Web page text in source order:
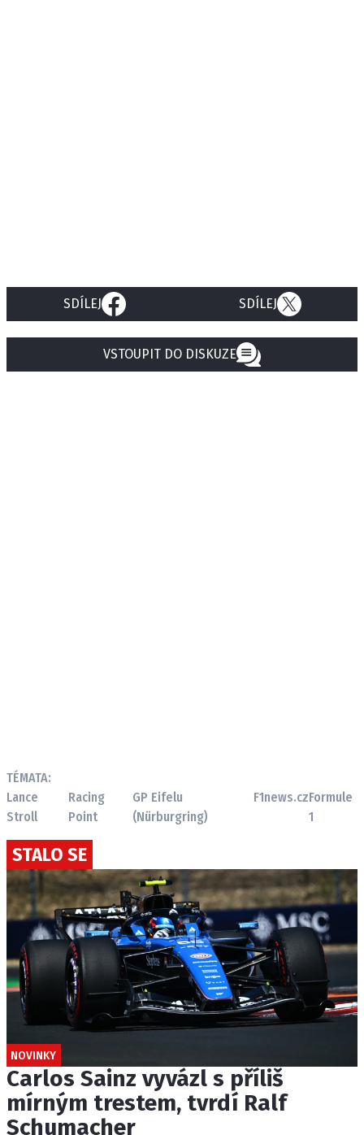
SDÍLEJ SDÍLEJ
VSTOUPIT DO DISKUZE
TÉMATA:
Lance
Stroll
Racing
Point
GP Eifelu
(Nürburgring)
F1news.czFormule
1
STALO SE
NOVINKY
Carlos Sainz vyvázl s příliš
mírným trestem, tvrdí Ralf
Schumacher